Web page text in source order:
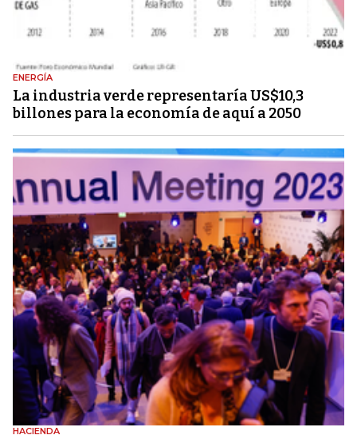
ENERGÍA
La industria verde representaría US$10,3
billones para la economía de aquí a 2050
HACIENDA